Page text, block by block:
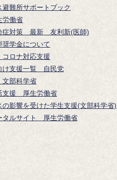
難所サポートブック
働省
症対策 最新 友利新(医師)
奨学金について
ロナ対応支援
け支援一覧 自民党
部科学省
支援 厚生労働省
影響を受けた学生支援(文部科学省)
タルサイト 厚生労働省